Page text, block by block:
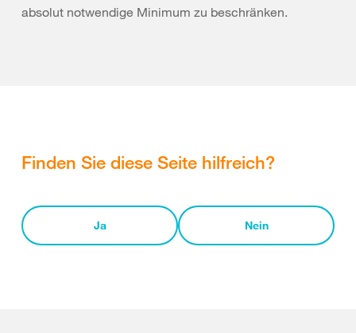
absolut notwendige Minimum zu beschränken.
Finden Sie diese Seite hilfreich?
Ja Nein